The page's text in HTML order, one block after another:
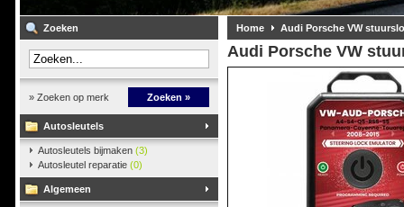
Zoeken
» Zoeken op merk Zoeken »
Autosleutels
Autosleutels bijmaken (3)
Autosleutel reparatie (0)
Algemeen
Home Audi Porsche VW
Audi Porsche VW